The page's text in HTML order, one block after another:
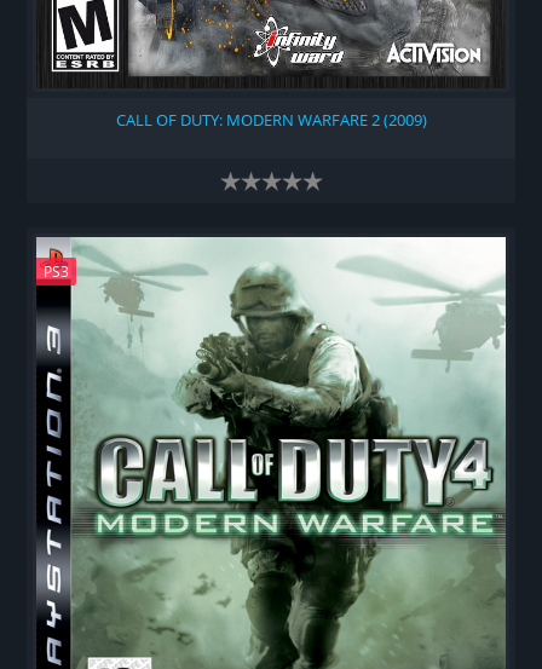
CALL OF DUTY: MODERN WARFARE 2 (2009)
PS3